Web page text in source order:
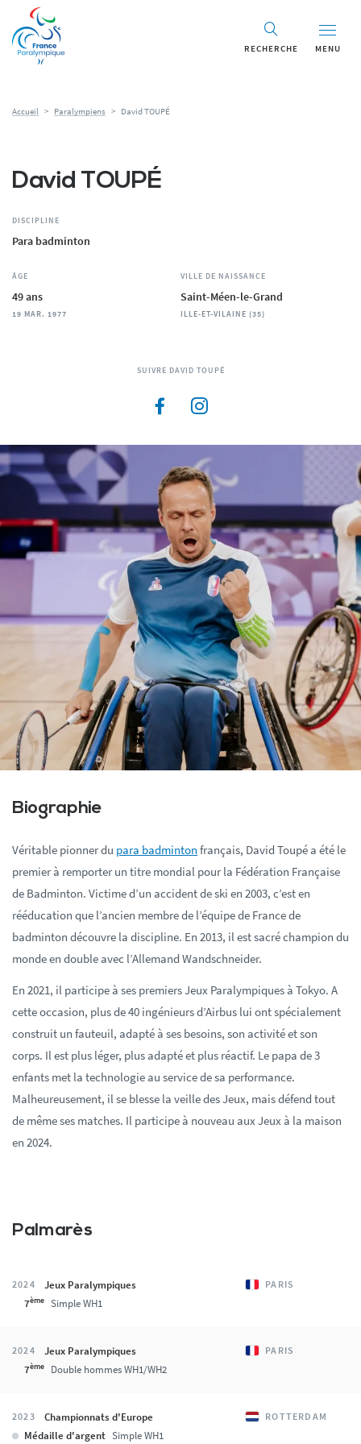
RECHERCHE MENU
Accueil > Paralympiens > David TOUPÉ
David TOUPÉ
DISCIPLINE
Para badminton
ÂGE
49 ans
19 MAR. 1977
VILLE DE NAISSANCE
Saint-Méen-le-Grand
ILLE-ET-VILAINE (35)
SUIVRE DAVID TOUPÉ
Biographie
Véritable pionner du para badminton français, David Toupé a été le
premier à remporter un titre mondial pour la Fédération Française
de Badminton. Victime d’un accident de ski en 2003, c’est en
rééducation que l’ancien membre de l’équipe de France de
badminton découvre la discipline. En 2013, il est sacré champion du
monde en double avec l’Allemand Wandschneider.
En 2021, il participe à ses premiers Jeux Paralympiques à Tokyo. A
cette occasion, plus de 40 ingénieurs d’Airbus lui ont spécialement
construit un fauteuil, adapté à ses besoins, son activité et son
corps. Il est plus léger, plus adapté et plus réactif. Le papa de 3
enfants met la technologie au service de sa performance.
Malheureusement, il se blesse la veille des Jeux, mais défend tout
de même ses matches. Il participe à nouveau aux Jeux à la maison
en 2024.
Palmarès
2024 Jeux Paralympiques PARIS
7ème Simple WH1
2024 Jeux Paralympiques PARIS
7ème Double hommes WH1/WH2
2023 Championnats d'Europe ROTTERDAM
Médaille d'argent Simple WH1
Panneau de gestion des cookies